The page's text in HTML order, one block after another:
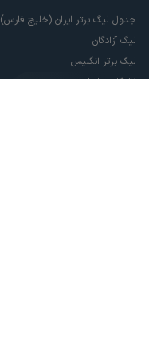
جدول لیگ برتر ایران (خلیج فارس)
لیگ آزادگان
لیگ برتر انگلیس
لالیگا اسپانیا